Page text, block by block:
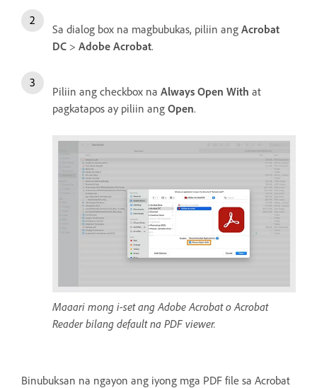
Sa dialog box na magbubukas, piliin ang Acrobat
DC > Adobe Acrobat.
Piliin ang checkbox na Always Open With at
pagkatapos ay piliin ang Open.
Maaari mong i-set ang Adobe Acrobat o Acrobat
Reader bilang default na PDF viewer.
Binubuksan na ngayon ang iyong mga PDF file sa Acrobat